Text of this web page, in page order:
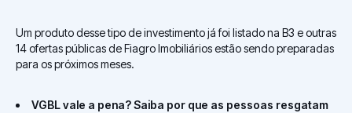
Um produto desse tipo de investimento já foi listado na B3 e outras
14 ofertas públicas de Fiagro Imobiliários estão sendo preparadas
para os próximos meses.
VGBL vale a pena? Saiba por que as pessoas resgatam